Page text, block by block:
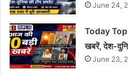
June 24,
Today
खबरें, देश-
June 23,